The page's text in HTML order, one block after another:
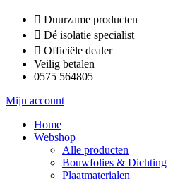
inhoud
Duurzame producten
Dé isolatie specialist
Officiële dealer
Veilig betalen
0575 564805
Mijn account
Home
Webshop
Alle producten
Bouwfolies & Dichting
Plaatmaterialen